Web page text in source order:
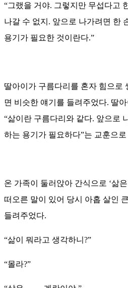
“그랬을 거야. 그렇지만 무섭다고
나갈 수 없지. 앞으로 나가려면 한
용기가 필요한 것이란다.”
딸아이가 구름다리를 혼자 힘으로
면 비슷한 얘기를 들려주었다. 딸아
“삶이란 구름다리와 같다. 앞으로
하는 용기가 필요하다”는 교훈으
온 가족이 둘러앉아 간식으로 ‘삶
떠오른 말이 있어 당시 아홉 살인
들려주었다.
“삶이 뭐라고 생각하니?”
“몰라?”